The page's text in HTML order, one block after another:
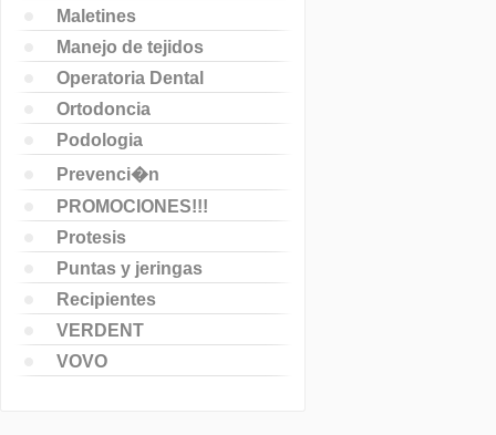
Maletines
Manejo de tejidos
Operatoria Dental
Ortodoncia
Podologia
Prevenci�n
PROMOCIONES!!!
Protesis
Puntas y jeringas
Recipientes
VERDENT
VOVO